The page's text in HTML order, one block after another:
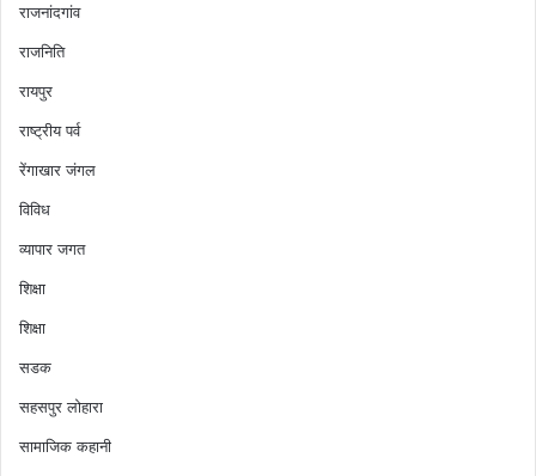
राजनांदगांव
राजनिति
रायपुर
राष्ट्रीय पर्व
रेंगाखार जंगल
विविध
व्यापार जगत
शिक्षा
शिक्षा
सडक
सहसपुर लोहारा
सामाजिक कहानी